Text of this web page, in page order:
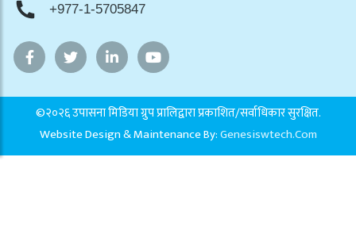
+977-1-5705847
©२०२६ उपासना मिडिया ग्रुप प्रालिद्वारा प्रकाशित/सर्वाधिकार सुरक्षित.
Website Design & Maintenance By:Genesiswtech.com